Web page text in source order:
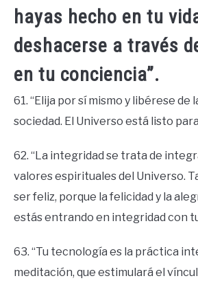
hayas hecho en tu
deshacerse a través
en tu conciencia”.
61. “Elija por sí mismo y libérese de
sociedad. El Universo está listo
62. “La integridad se trata de
valores espirituales del Universo.
ser feliz, porque la felicidad y la
estás entrando en integridad con tu
63. “Tu tecnología es la práctica
meditación, que estimulará el